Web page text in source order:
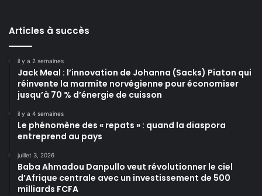
Articles à succès
il y a 2 semaines
Jack Meal : l’innovation de Johanna (Sacks) Piaton qui
réinvente la marmite norvégienne pour économiser
jusqu’à 70 % d’énergie de cuisson
il y a 4 semaines
Le phénomène des « repats » : quand la diaspora
entreprend au pays
juillet 3, 2026
Baba Ahmadou Danpullo veut révolutionner le ciel
d’Afrique centrale avec un investissement de 500
milliards FCFA